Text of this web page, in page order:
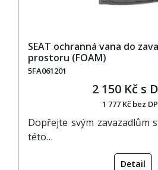
SEAT ochranná vana do
prostoru (FOAM)
5FA061201
2 150 Kč s
1 777 Kč bez
Dopřejte svým zavazadlům
této…
Detail